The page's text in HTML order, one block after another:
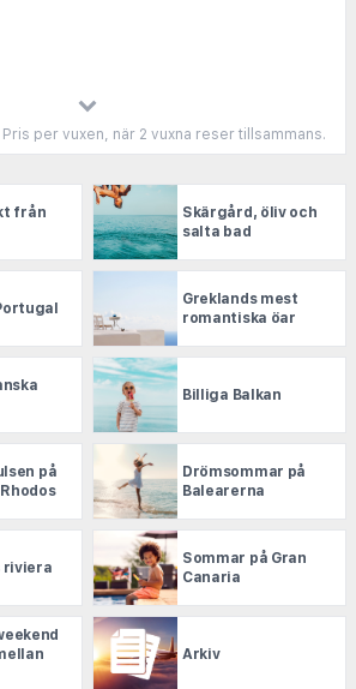
Pris per vuxen, när 2 vuxna reser tillsammans.
från
Skärgård, öliv och
salta bad
Greklands mest
romantiska öar
Billiga Balkan
på
Drömsommar på
Balearerna
riviera
Sommar på Gran
Canaria
Arkiv